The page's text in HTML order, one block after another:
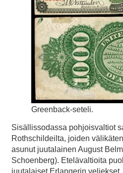
Greenback-seteli.
Sisällissodassa pohjoisvaltiot
Rothschildeilta, joiden
asunut juutalainen August
Schoenberg). Etelävaltioita